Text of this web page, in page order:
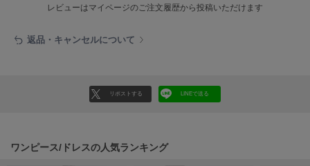
レビューはマイページのご注文履歴から投稿いただけます
返品・キャンセルについて
リポストする LINEで送る
ワンピース/ドレスの人気ランキング